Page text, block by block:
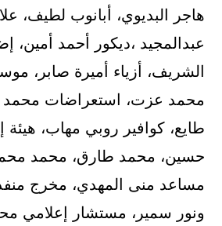
هاجر البديوي، أبانوب لطيف،
عبدالمجيد ،ديكور أحمد أمين،
الشريف، أزياء أميرة صابر،
محمد عزت، استعراضات محمد
طايع، كوافير روبي مهاب، هيئة
حسين، محمد طارق، محمد
مساعد منى المهدي، مخرج
ونور سمير، مستشار إعلامي